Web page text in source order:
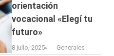
orientación
vocacional «Elegí tu
futuro»
8 julio, 2025 Generales